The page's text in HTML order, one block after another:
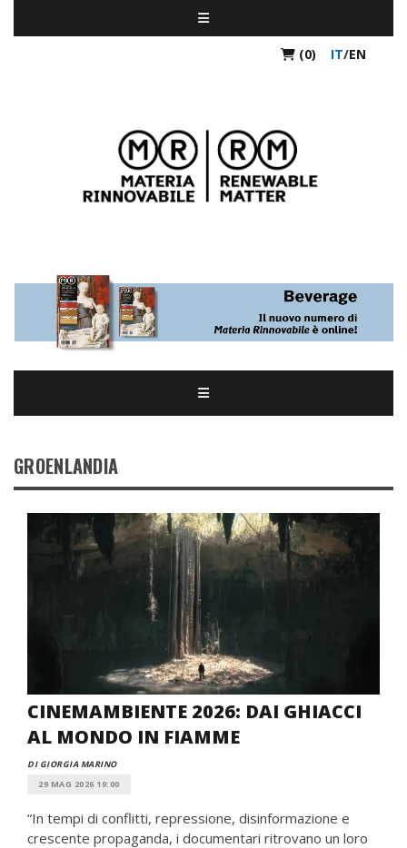
(0) IT/EN
GROENLANDIA
CINEMAMBIENTE 2026: DAI GHIACCI
AL MONDO IN FIAMME
DI GIORGIA MARINO
29 MAG 2026 19:00
“In tempi di conflitti, repressione, disinformazione e
crescente propaganda, i documentari ritrovano un loro